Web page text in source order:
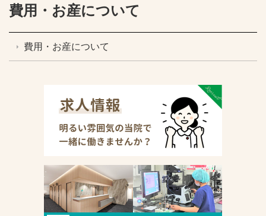
費用・お産について
費用・お産について